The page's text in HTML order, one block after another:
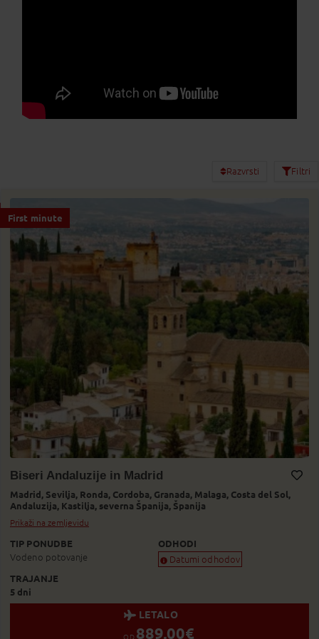
Razvrsti Filtri
First minute
Biseri Andaluzije in Madrid
Dodaj v Moj izbor
Madrid, Sevilja, Ronda, Cordoba, Granada, Malaga, Costa del Sol,
Andaluzija, Kastilja, severna Španija, Španija
Prikaži na zemljevidu
TIP PONUDBE
Vodeno potovanje
ODHODI
Datumi odhodov
TRAJANJE
5 dni
LETALO
889,00€